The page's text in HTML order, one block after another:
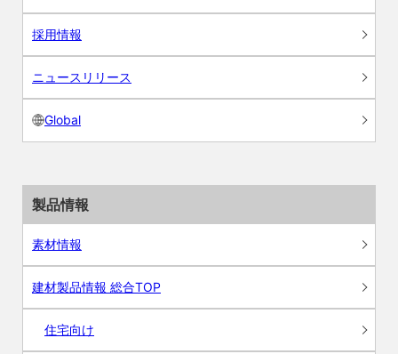
採用情報
ニュースリリース
Global
製品情報
素材情報
建材製品情報 総合TOP
住宅向け